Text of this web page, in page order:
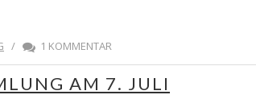
/ 1 KOMMENTAR
AM 7. JULI